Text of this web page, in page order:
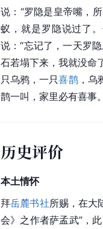
说：“罗隐是皇帝嘴，
蚁，就是罗隐说过了
说：“忘记了，一天罗
石若塌下来，我就没命
只乌鸦，一只喜鹊，乌
鹊一叫，家里必有喜事
历史评价
本土情怀
拜岳麓书社所赐，在大
会》之作者萨孟武”，